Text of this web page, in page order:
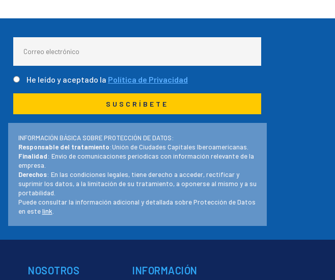
He leído y aceptado la Política de Privacidad
INFORMACIÓN BÁSICA SOBRE PROTECCIÓN DE DATOS:
Responsable del tratamiento:Unión de Ciudades Capitales Iberoamericanas.
Finalidad: Envío de comunicaciones periodicas con información relevante de la
empresa.
Derechos: En las condiciones legales, tiene derecho a acceder, rectificar y
suprimir los datos, a la limitación de su tratamiento, a oponerse al mismo y a su
portabilidad.
Puede consultar la información adicional y detallada sobre Protección de Datos
en estelink
NOSOTROS INFORMACIÓN